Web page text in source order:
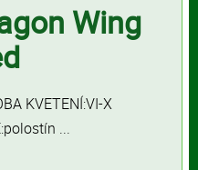
Wing
KVETENÍ:VI-X
...